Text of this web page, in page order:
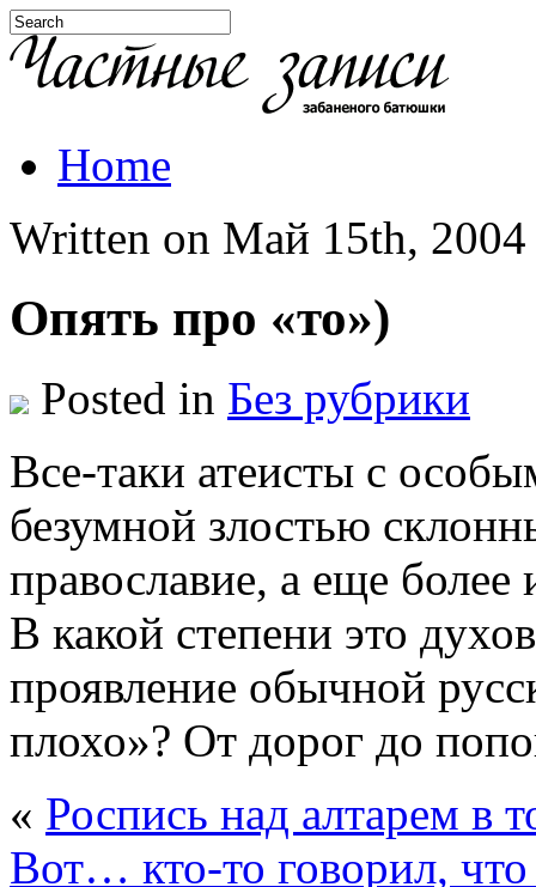
Home
Written on Май 15th, 2004
Опять про «то»)
Posted in Без рубрики
Все-таки атеисты с
безумной злостью
православие, а еще
В какой степени это
проявление обычной
плохо»? От дорог до
« Роспись над алтарем в
Вот… кто-то говорил,